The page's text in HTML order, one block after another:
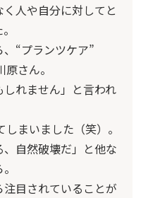
人や自分に対してと
“プランツケア”
さん。
しれません」と言われ
まいました（笑）。
、自然破壊だ」と他な
目されていることが